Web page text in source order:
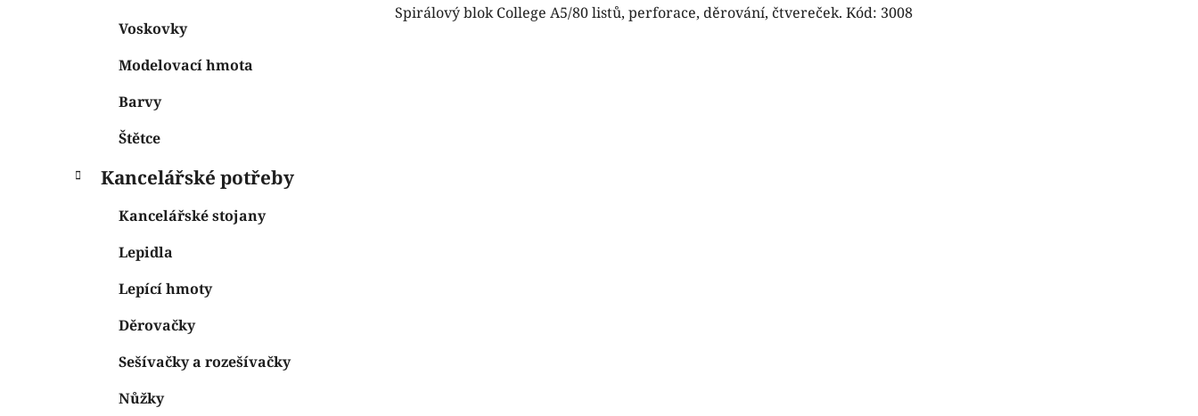
Voskovky
Modelovací hmota
Barvy
Štětce
Kancelářské potřeby
Kancelářské stojany
Lepidla
Lepící hmoty
Děrovačky
Sešívačky a rozešívačky
Nůžky
Spirálový blok College A5/80 listů, perforace, děrování, čtvereček. Kód: 3008